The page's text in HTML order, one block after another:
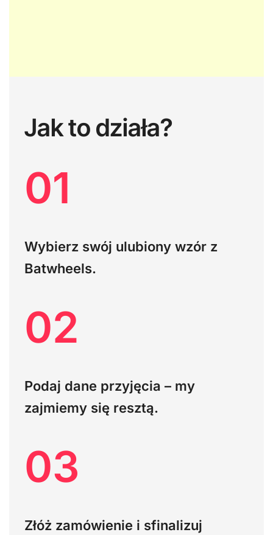
Jak to działa?
01
Wybierz swój ulubiony wzór z
Batwheels.
02
Podaj dane przyjęcia – my
zajmiemy się resztą.
03
Złóż zamówienie i sfinalizuj